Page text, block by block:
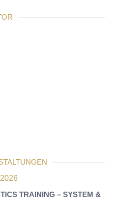
TRAINING – SYSTEM &